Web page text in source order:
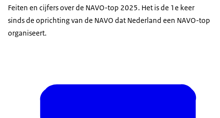
Feiten en cijfers over de NAVO-top 2025. Het is de 1e keer
sinds de oprichting van de NAVO dat Nederland een NAVO-top
organiseert.